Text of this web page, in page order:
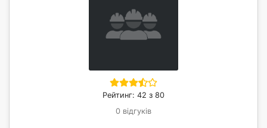
Рейтинг: 42 з 80
0 відгуків